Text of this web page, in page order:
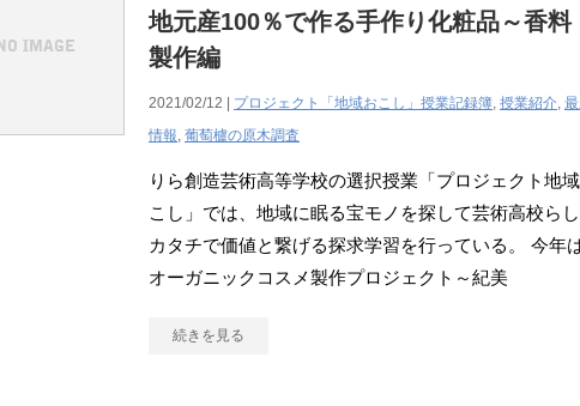
地元産100％で作る手作り化粧品～香料
製作編
2021/02/12 | プロジェクト「地域おこし」授業記録簿, 授業紹介,
情報, 葡萄櫨の原木調査
りら創造芸術高等学校の選択授業「プロジェクト地
こし」では、地域に眠る宝モノを探して芸術高校ら
カタチで価値と繋げる探求学習を行っている。 今年は
オーガニックコスメ製作プロジェクト～紀美
続きを見る